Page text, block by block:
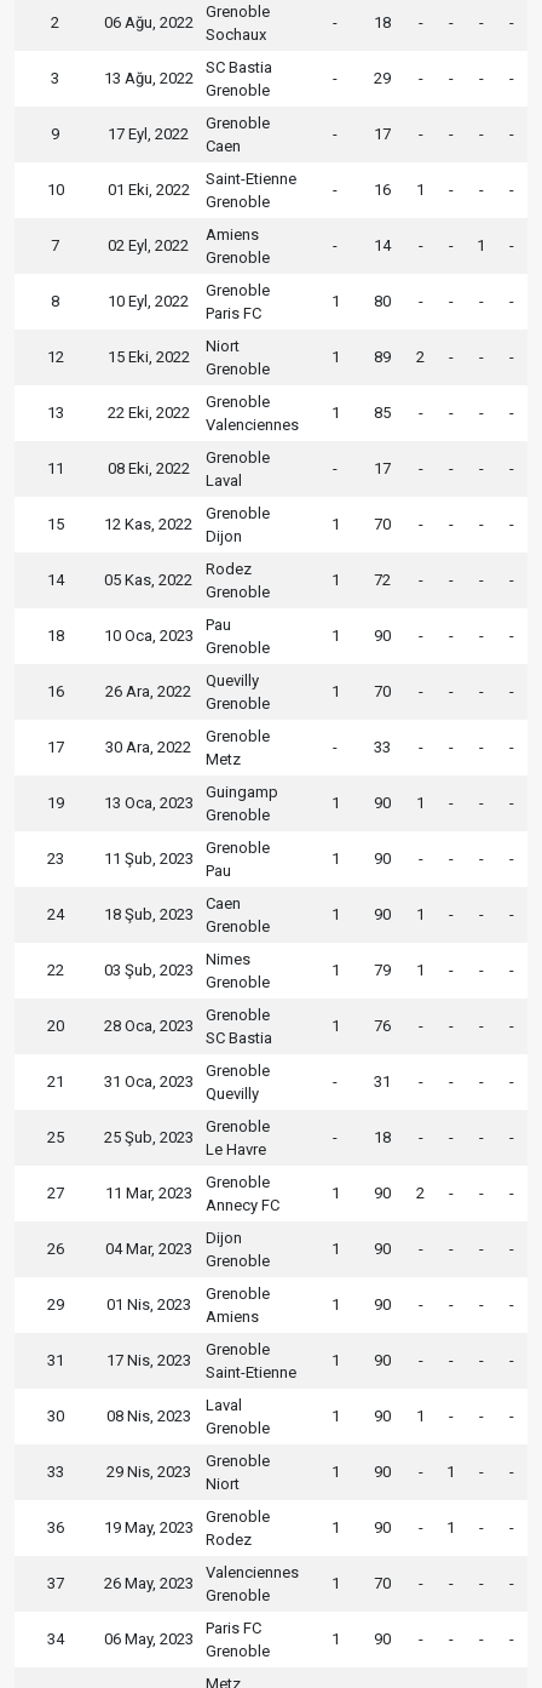
2 06 Ağu, 2022
Grenoble
Sochaux
- 18 - - - -
3 13 Ağu, 2022
SC Bastia
Grenoble
- 29 - - - -
9 17 Eyl, 2022
Grenoble
Caen
- 17 - - - -
10 01 Eki, 2022
Saint-Etienne
Grenoble
- 16 1 - - -
7 02 Eyl, 2022
Amiens
Grenoble
- 14 - - 1 -
8 10 Eyl, 2022
Grenoble
Paris FC
1 80 - - - -
12 15 Eki, 2022
Niort
Grenoble
1 89 2 - - -
13 22 Eki, 2022
Grenoble
Valenciennes
1 85 - - - -
11 08 Eki, 2022
Grenoble
Laval
- 17 - - - -
15 12 Kas, 2022
Grenoble
Dijon
1 70 - - - -
14 05 Kas, 2022
Rodez
Grenoble
1 72 - - - -
18 10 Oca, 2023
Pau
Grenoble
1 90 - - - -
16 26 Ara, 2022
Quevilly
Grenoble
1 70 - - - -
17 30 Ara, 2022
Grenoble
Metz
- 33 - - - -
19 13 Oca, 2023
Guingamp
Grenoble
1 90 1 - - -
23 11 Şub, 2023
Grenoble
Pau
1 90 - - - -
24 18 Şub, 2023
Caen
Grenoble
1 90 1 - - -
22 03 Şub, 2023
Nimes
Grenoble
1 79 1 - - -
20 28 Oca, 2023
Grenoble
SC Bastia
1 76 - - - -
21 31 Oca, 2023
Grenoble
Quevilly
- 31 - - - -
25 25 Şub, 2023
Grenoble
Le Havre
- 18 - - - -
27 11 Mar, 2023
Grenoble
Annecy FC
1 90 2 - - -
26 04 Mar, 2023
Dijon
Grenoble
1 90 - - - -
29 01 Nis, 2023
Grenoble
Amiens
1 90 - - - -
31 17 Nis, 2023
Grenoble
Saint-Etienne
1 90 - - - -
30 08 Nis, 2023
Laval
Grenoble
1 90 1 - - -
33 29 Nis, 2023
Grenoble
Niort
1 90 - 1 - -
36 19 May, 2023
Grenoble
Rodez
1 90 - 1 - -
37 26 May, 2023
Valenciennes
Grenoble
1 70 - - - -
34 06 May, 2023
Paris FC
Grenoble
1 90 - - - -
Metz